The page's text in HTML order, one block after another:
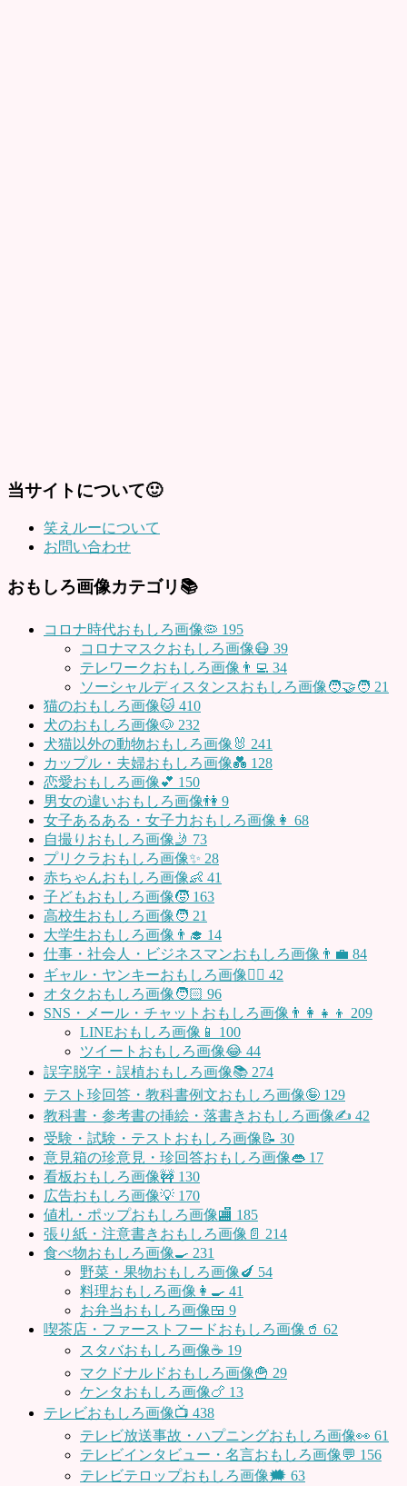
当サイトについて🙂
笑えルーについて
お問い合わせ
おもしろ画像カテゴリ📚
コロナ時代おもしろ画像🦠 195
コロナマスクおもしろ画像😷 39
テレワークおもしろ画像👨‍💻 34
ソーシャルディスタンスおもしろ画像🧑‍🤝‍🧑 21
猫のおもしろ画像🐱 410
犬のおもしろ画像🐶 232
犬猫以外の動物おもしろ画像🐰 241
カップル・夫婦おもしろ画像💑 128
恋愛おもしろ画像💕 150
男女の違いおもしろ画像👫 9
女子あるある・女子力おもしろ画像👩 68
自撮りおもしろ画像🤳 73
プリクラおもしろ画像✨ 28
赤ちゃんおもしろ画像👶 41
子どもおもしろ画像🧒 163
高校生おもしろ画像🧑 21
大学生おもしろ画像👨‍🎓 14
仕事・社会人・ビジネスマンおもしろ画像👨‍💼 84
ギャル・ヤンキーおもしろ画像👱‍♀️ 42
オタクおもしろ画像🧑🏻 96
SNS・メール・チャットおもしろ画像👨‍👩‍👧‍👦 209
LINEおもしろ画像📱 100
ツイートおもしろ画像😂 44
誤字脱字・誤植おもしろ画像📚 274
テスト珍回答・教科書例文おもしろ画像🤪 129
教科書・参考書の挿絵・落書きおもしろ画像✍️ 42
受験・試験・テストおもしろ画像📝 30
意見箱の珍意見・珍回答おもしろ画像👄 17
看板おもしろ画像🚧 130
広告おもしろ画像💡 170
値札・ポップおもしろ画像🏬 185
張り紙・注意書きおもしろ画像📄 214
食べ物おもしろ画像🍳 231
野菜・果物おもしろ画像🍆 54
料理おもしろ画像👩‍🍳 41
お弁当おもしろ画像🍱 9
喫茶店・ファーストフードおもしろ画像🥤 62
スタバおもしろ画像☕️ 19
マクドナルドおもしろ画像🍟 29
ケンタおもしろ画像🍗 13
テレビおもしろ画像📺 438
テレビ放送事故・ハプニングおもしろ画像👀 61
テレビインタビュー・名言おもしろ画像💬 156
テレビテロップおもしろ画像🗯 63